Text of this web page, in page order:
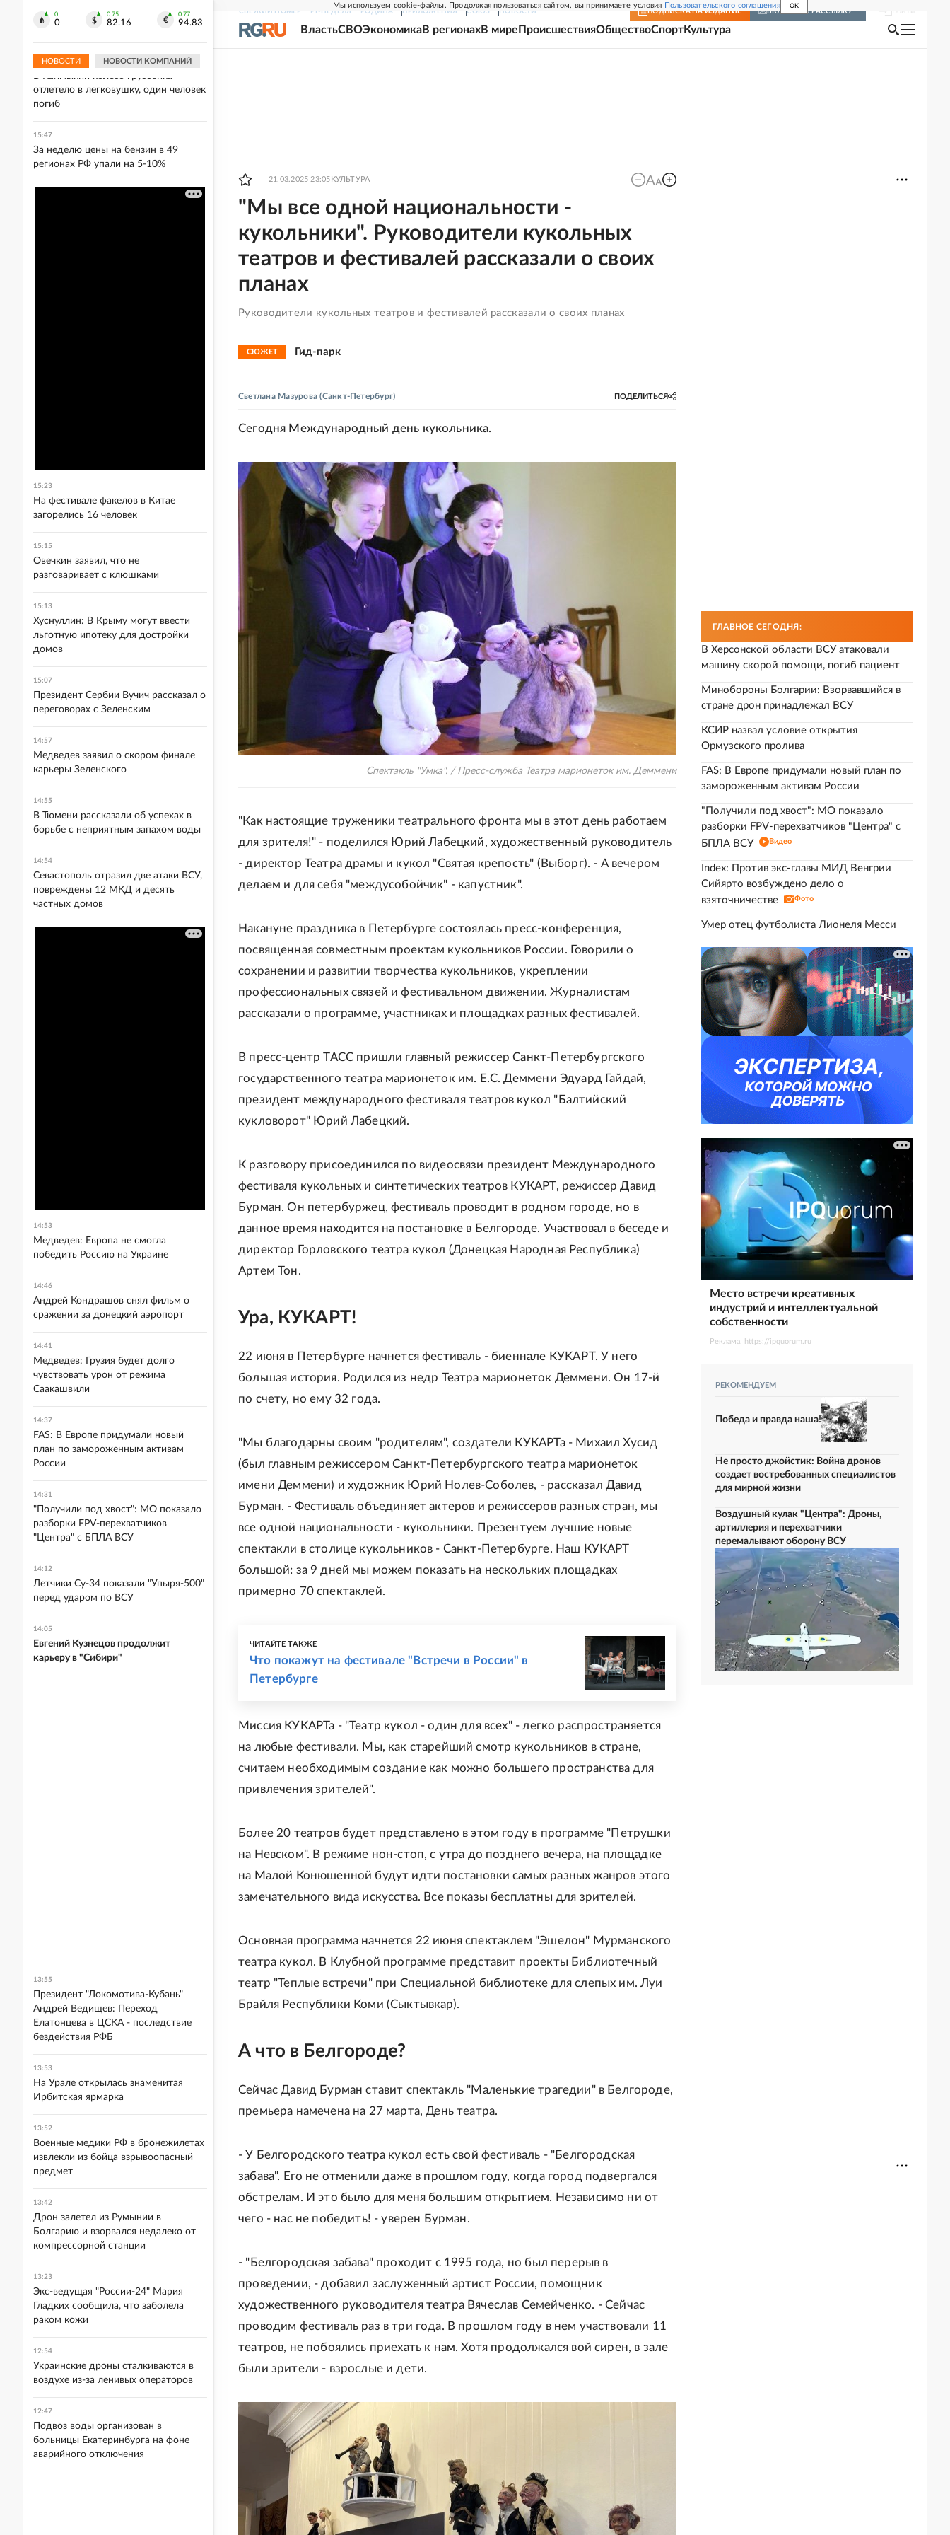
Мы используем cookie-файлы. Продолжая пользоваться сайтом, вы принимаете условия Пользовательского соглашения OK
СВЕЖИЙ НОМЕР РГ-НЕДЕЛЯ РОДИНА ПРИЛОЖЕНИЯ СОЮЗ НОВОСТИ ПОДПИСКА НА ИЗДАНИЕ ВКЛЮЧИТЬ РАССЫЛКУ
ВластьСВОЭкономикаВ регионахВ мире ПроисшествияОбществоСпортКультура
21.03.2025 23:05 КУЛЬТУРА
"Мы все одной национальности -
кукольники". Руководители кукольных
театров и фестивалей рассказали о своих
планах
Руководители кукольных театров и фестивалей рассказали о своих планах
СЮЖЕТ Гид-парк
Светлана Мазурова (Санкт-Петербург) ПОДЕЛИТЬСЯ
Сегодня Международный день кукольника.
Спектакль "Умка". / Пресс-служба Театра марионеток им. Деммени
"Как настоящие труженики театрального фронта мы в этот день работаем
для зрителя!" - поделился Юрий Лабецкий, художественный руководитель
- директор Театра драмы и кукол "Святая крепость" (Выборг). - А вечером
делаем и для себя "междусобойчик" - капустник".
Накануне праздника в Петербурге состоялась пресс-конференция,
посвященная совместным проектам кукольников России. Говорили о
сохранении и развитии творчества кукольников, укреплении
профессиональных связей и фестивальном движении. Журналистам
рассказали о программе, участниках и площадках разных фестивалей.
В пресс-центр ТАСС пришли главный режиссер Санкт-Петербургского
государственного театра марионеток им. Е.С. Деммени Эдуард Гайдай,
президент международного фестиваля театров кукол "Балтийский
кукловорот" Юрий Лабецкий.
К разговору присоединился по видеосвязи президент Международного
фестиваля кукольных и синтетических театров КУКАРТ, режиссер Давид
Бурман. Он петербуржец, фестиваль проводит в родном городе, но в
данное время находится на постановке в Белгороде. Участвовал в беседе и
директор Горловского театра кукол (Донецкая Народная Республика)
Артем Тон.
Ура, КУКАРТ!
22 июня в Петербурге начнется фестиваль - биеннале КУKAРT. У него
большая история. Родился из недр Театра марионеток Деммени. Он 17-й
по счету, но ему 32 года.
"Мы благодарны своим "родителям", создатели КУКАРТа - Михаил Хусид
(был главным режиссером Санкт-Петербургского театра марионеток
имени Деммени) и художник Юрий Нолев-Соболев, - рассказал Давид
Бурман. - Фестиваль объединяет актеров и режиссеров разных стран, мы
все одной национальности - кукольники. Презентуем лучшие новые
спектакли в столице кукольников - Санкт-Петербурге. Наш КУКАРТ
большой: за 9 дней мы можем показать на нескольких площадках
примерно 70 спектаклей.
ЧИТАЙТЕ ТАКЖЕ
Что покажут на фестивале "Встречи в России" в
Петербурге
Миссия КУКАРТа - "Театр кукол - один для всех" - легко распространяется
на любые фестивали. Мы, как старейший смотр кукольников в стране,
считаем необходимым создание как можно большего пространства для
привлечения зрителей".
Более 20 театров будет представлено в этом году в программе "Петрушки
на Невском". В режиме нон-стоп, с утра до позднего вечера, на площадке
на Малой Конюшенной будут идти постановки самых разных жанров этого
замечательного вида искусства. Все показы бесплатны для зрителей.
Основная программа начнется 22 июня спектаклем "Эшелон" Мурманского
театра кукол. В Клубной программе представит проекты Библиотечный
театр "Теплые встречи" при Специальной библиотеке для слепых им. Луи
Брайля Республики Коми (Сыктывкар).
А что в Белгороде?
Сейчас Давид Бурман ставит спектакль "Маленькие трагедии" в Белгороде,
премьера намечена на 27 марта, День театра.
- У Белгородского театра кукол есть свой фестиваль - "Белгородская
забава". Его не отменили даже в прошлом году, когда город подвергался
обстрелам. И это было для меня большим открытием. Независимо ни от
чего - нас не победить! - уверен Бурман.
- "Белгородская забава" проходит с 1995 года, но был перерыв в
проведении, - добавил заслуженный артист России, помощник
художественного руководителя театра Вячеслав Семейченко. - Сейчас
проводим фестиваль раз в три года. В прошлом году в нем участвовали 11
театров, не побоялись приехать к нам. Хотя продолжался вой сирен, в зале
были зрители - взрослые и дети.
ГЛАВНОЕ СЕГОДНЯ:
В Херсонской области ВСУ атаковали
машину скорой помощи, погиб пациент
Минобороны Болгарии: Взорвавшийся в
стране дрон принадлежал ВСУ
КСИР назвал условие открытия
Ормузского пролива
FAS: В Европе придумали новый план по
замороженным активам России
"Получили под хвост": МО показало
разборки FPV-перехватчиков "Центра" с
БПЛА ВСУ
Видео
Index: Против экс-главы МИД Венгрии
Сийярто возбуждено дело о
взяточничестве
Фото
Умер отец футболиста Лионеля Месси
Место встречи креативных
индустрий и интеллектуальной
собственности
Реклама. https://ipquorum.ru
РЕКОМЕНДУЕМ
Победа и правда наша!
Не просто джойстик: Война дронов
создает востребованных специалистов
для мирной жизни
Воздушный кулак "Центра": Дроны,
артиллерия и перехватчики
перемалывают оборону ВСУ
0
0
0.75
82.16
0.77
94.83
НОВОСТИ НОВОСТИ КОМПАНИЙ
многотысячной демонстрации
15:49
В Калмыкии колесо грузовика
отлетело в легковушку, один человек
погиб
15:47
За неделю цены на бензин в 49
регионах РФ упали на 5-10%
15:23
На фестивале факелов в Китае
загорелись 16 человек
15:15
Овечкин заявил, что не
разговаривает с клюшками
15:13
Хуснуллин: В Крыму могут ввести
льготную ипотеку для достройки
домов
15:07
Президент Сербии Вучич рассказал о
переговорах с Зеленским
14:57
Медведев заявил о скором финале
карьеры Зеленского
14:55
В Тюмени рассказали об успехах в
борьбе с неприятным запахом воды
14:54
Севастополь отразил две атаки ВСУ,
повреждены 12 МКД и десять
частных домов
14:53
Медведев: Европа не смогла
победить Россию на Украине
14:46
Андрей Кондрашов снял фильм о
сражении за донецкий аэропорт
14:41
Медведев: Грузия будет долго
чувствовать урон от режима
Саакашвили
14:37
FAS: В Европе придумали новый
план по замороженным активам
России
14:31
"Получили под хвост": МО показало
разборки FPV-перехватчиков
"Центра" с БПЛА ВСУ
14:12
Летчики Су-34 показали "Упыря-500"
перед ударом по ВСУ
14:05
Евгений Кузнецов продолжит
карьеру в "Сибири"
13:55
Президент "Локомотива-Кубань"
Андрей Ведищев: Переход
Елатонцева в ЦСКА - последствие
бездействия РФБ
13:53
На Урале открылась знаменитая
Ирбитская ярмарка
13:52
Военные медики РФ в бронежилетах
извлекли из бойца взрывоопасный
предмет
13:42
Дрон залетел из Румынии в
Болгарию и взорвался недалеко от
компрессорной станции
13:23
Экс-ведущая "России-24" Мария
Гладких сообщила, что заболела
раком кожи
12:54
Украинские дроны сталкиваются в
воздухе из-за ленивых операторов
12:47
Подвоз воды организован в
больницы Екатеринбурга на фоне
аварийного отключения